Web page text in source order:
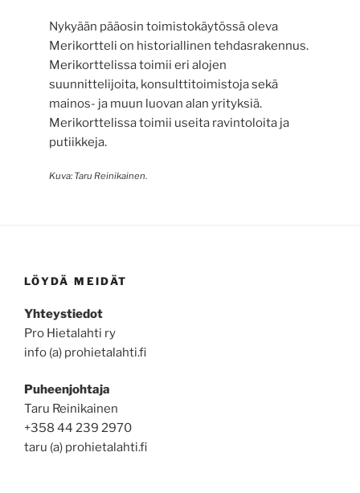
Nykyään pääosin toimistokäytössä oleva
Merikortteli on historiallinen tehdasrakennus.
Merikorttelissa toimii eri alojen
suunnittelijoita, konsulttitoimistoja sekä
mainos- ja muun luovan alan yrityksiä.
Merikorttelissa toimii useita ravintoloita ja
putiikkeja.
Kuva: Taru Reinikainen.
LÖYDÄ MEIDÄT
Yhteystiedot
Pro Hietalahti ry
info (a) prohietalahti.fi
Puheenjohtaja
Taru Reinikainen
+358 44 239 2970
taru (a) prohietalahti.fi